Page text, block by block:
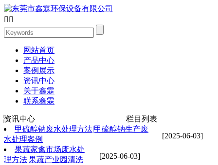
 
网站首页
产品中心
案例展示
资讯中心
关于鑫霖
联系鑫霖
资讯中心 栏目列表
[2025-06-03]
甲硫醇钠废水处理方法|甲硫醇钠生产废
水处理案例
[2025-06-03]
果蔬家禽市场废水处
理方法|果蔬产业园清洗